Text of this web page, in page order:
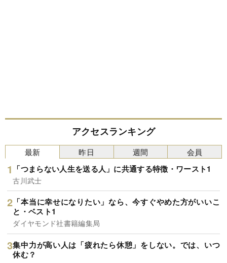
アクセスランキング
最新
「つまらない人生を送る人」に共通する特徴・ワースト1
古川武士
「本当に幸せになりたい」なら、今すぐやめた方がいいこ
と・ベスト1
ダイヤモンド社書籍編集局
集中力が高い人は「疲れたら休憩」をしない。では、いつ
休む？
昨日 週間 会員